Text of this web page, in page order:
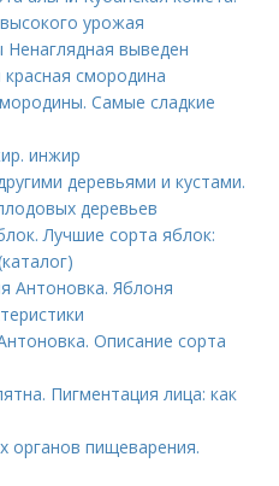
урожая
выведен
смородина
Самые сладкие
инжир
деревьями и кустами.
деревьев
Лучшие сорта яблок:
Антоновка. Яблоня
Описание сорта
Пигментация лица: как
органов пищеварения.